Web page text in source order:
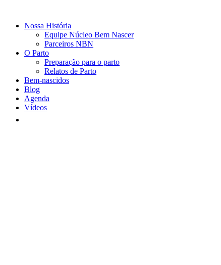
Nossa História
Equipe Núcleo Bem Nascer
Parceiros NBN
O Parto
Preparação para o parto
Relatos de Parto
Bem-nascidos
Blog
Agenda
Vídeos